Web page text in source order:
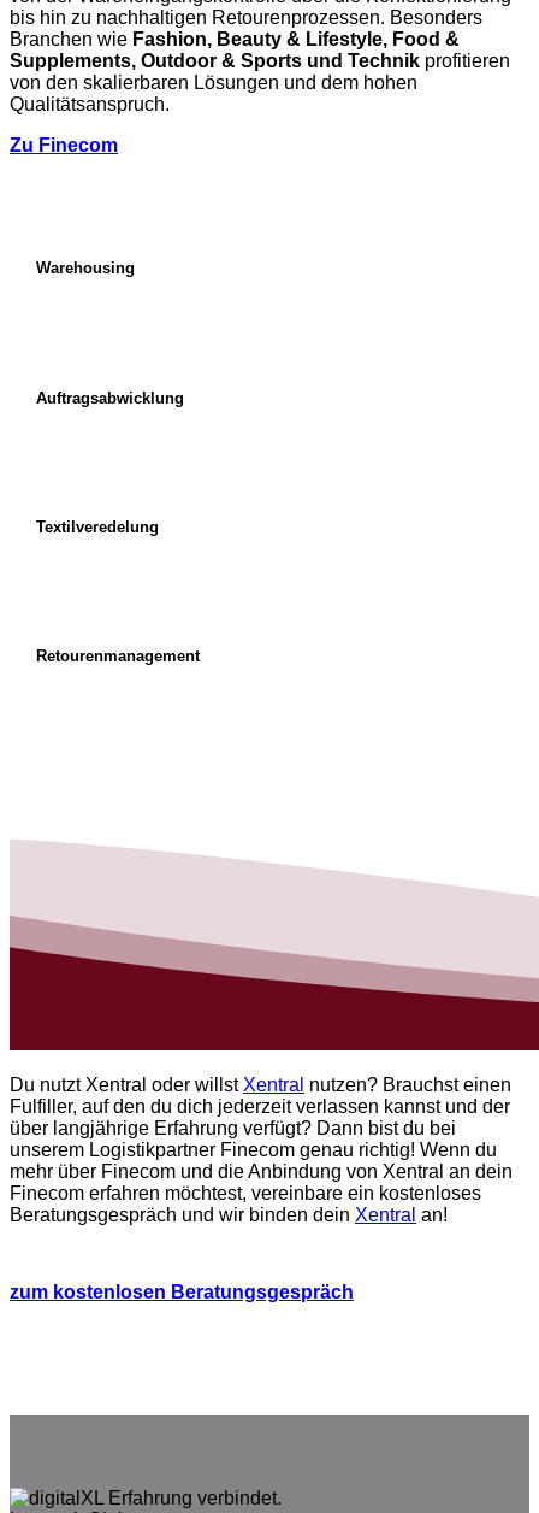
bis hin zu nachhaltigen Retourenprozessen. Besonders
Branchen wie Fashion, Beauty & Lifestyle, Food &
Supplements, Outdoor & Sports und Technik profitieren
von den skalierbaren Lösungen und dem hohen
Qualitätsanspruch.
Zu Finecom
Warehousing
Auftragsabwicklung
Textilveredelung
Retourenmanagement
Du nutzt Xentral oder willst Xentral nutzen? Brauchst einen
Fulfiller, auf den du dich jederzeit verlassen kannst und der
über langjährige Erfahrung verfügt? Dann bist du bei
unserem Logistikpartner Finecom genau richtig! Wenn du
mehr über Finecom und die Anbindung von Xentral an dein
Finecom erfahren möchtest, vereinbare ein kostenloses
Beratungsgespräch und wir binden dein Xentral an!
zum kostenlosen Beratungsgespräch